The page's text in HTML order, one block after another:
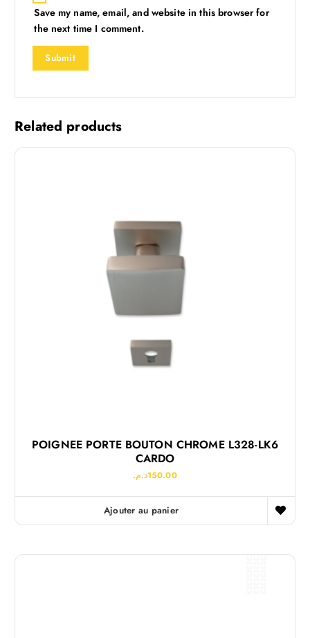
Save my name, email, and website in this browser for
the next time I comment.
Related products
POIGNEE PORTE BOUTON CHROME L328-LK6
CARDO
150.00د.م.
Ajouter au panier